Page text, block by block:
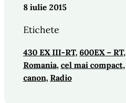
8 iulie 2015
Etichete
430 EX III-RT, 600EX – RT,
Romania, cel mai compact,
canon, Radio